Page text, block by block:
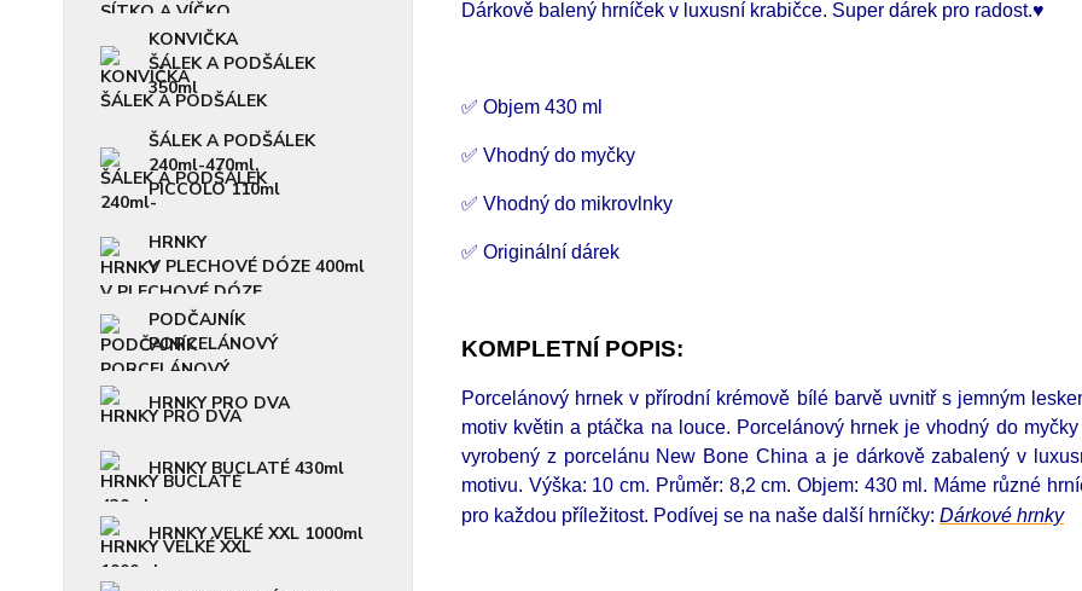
KONVIČKA
ŠÁLEK A PODŠÁLEK
350ml
ŠÁLEK A PODŠÁLEK
240ml-470ml,
PICCOLO 110ml
HRNKY
V PLECHOVÉ DÓZE 400ml
PODČAJNÍK
PORCELÁNOVÝ
HRNKY PRO DVA
HRNKY BUCLATÉ 430ml
HRNKY VELKÉ XXL 1000ml
Dárkově balený hrníček v luxusní krabičce. Super dárek pro radost.♥
✅ Objem 430 ml
✅ Vhodný do myčky
✅ Vhodný do mikrovlnky
✅ Originální dárek
KOMPLETNÍ POPIS:
Porcelánový hrnek v přírodní krémově bílé barvě uvnitř s jemným
motiv květin a ptáčka na louce. Porcelánový hrnek je vhodný do
vyrobený z porcelánu New Bone China a je dárkově zabalený v
motivu. Výška: 10 cm. Průměr: 8,2 cm. Objem: 430 ml. Máme různé
pro každou příležitost. Podívej se na naše další hrníčky: Dárkové hrnky